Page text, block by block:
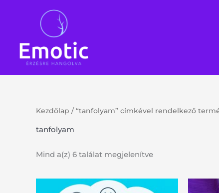
Kezdőlap / “tanfolyam” címkével rendelkező
tanfolyam
Mind a(z) 6 találat megjelenítve